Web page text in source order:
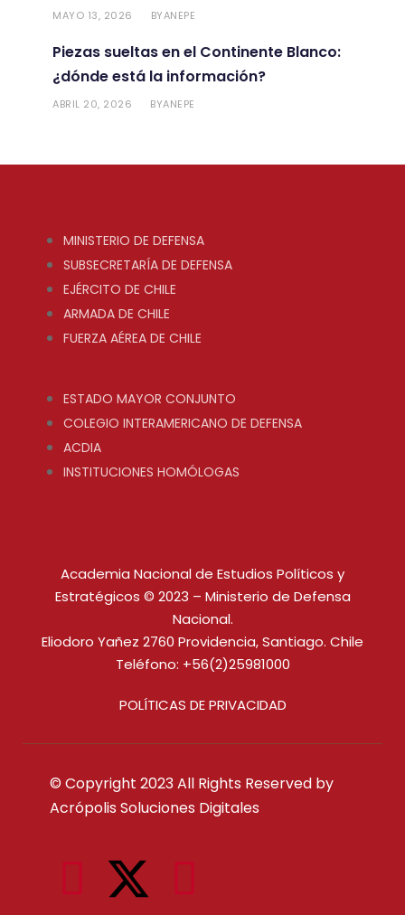
MAYO 13, 2026 BYANEPE
Piezas sueltas en el Continente Blanco:
¿dónde está la información?
ABRIL 20, 2026 BYANEPE
MINISTERIO DE DEFENSA
SUBSECRETARÍA DE DEFENSA
EJÉRCITO DE CHILE
ARMADA DE CHILE
FUERZA AÉREA DE CHILE
ESTADO MAYOR CONJUNTO
COLEGIO INTERAMERICANO DE DEFENSA
ACDIA
INSTITUCIONES HOMÓLOGAS
Academia Nacional de Estudios Políticos y
Estratégicos © 2023 – Ministerio de Defensa
Nacional.
Eliodoro Yañez 2760 Providencia, Santiago. Chile
Teléfono: +56(2)25981000
POLÍTICAS DE PRIVACIDAD
© Copyright 2023 All Rights Reserved by
Acrópolis Soluciones Digitales